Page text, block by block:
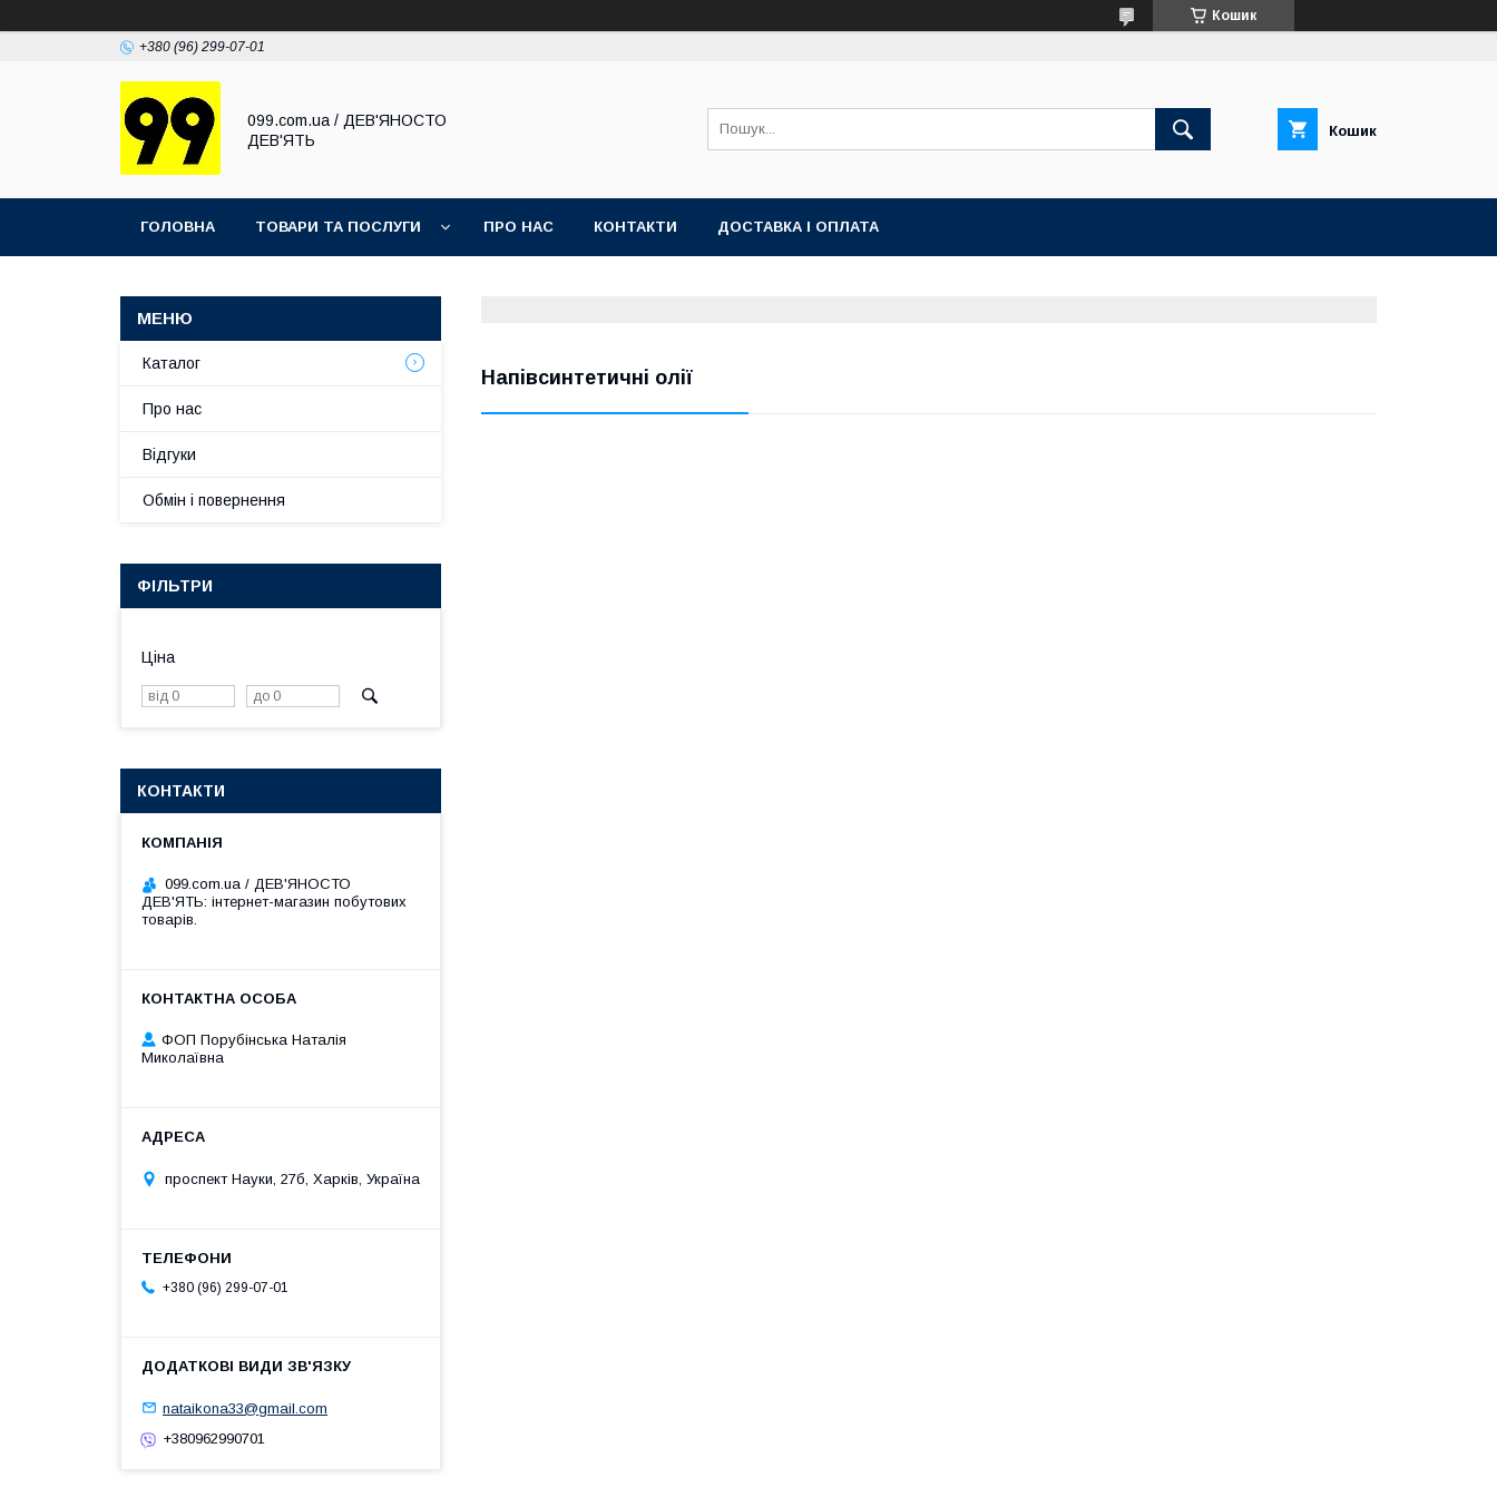
Кошик
+380 (96) 299-07-01
099.com.ua / ДЕВ'ЯНОСТО
ДЕВ'ЯТЬ
Кошик
ГОЛОВНА ТОВАРИ ТА ПОСЛУГИ ПРО НАС КОНТАКТИ ДОСТАВКА І ОПЛАТА
Напівсинтетичні олії
Каталог
Про нас
Відгуки
Обмін і повернення
ФІЛЬТРИ
Ціна
КОНТАКТИ
099.com.ua / ДЕВ'ЯНОСТО
ДЕВ'ЯТЬ: інтернет-магазин побутових
товарів.
ФОП Порубінська Наталія
Миколаївна
проспект Науки, 27б, Харків, Україна
+380 (96) 299-07-01
nataikona33@gmail.com
+380962990701